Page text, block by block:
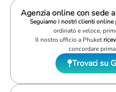
Agenzia online con sede
Seguiamo i nostri clienti online
ordinato e veloce,
Il nostro ufficio a Phuket
concordare
Trovaci su